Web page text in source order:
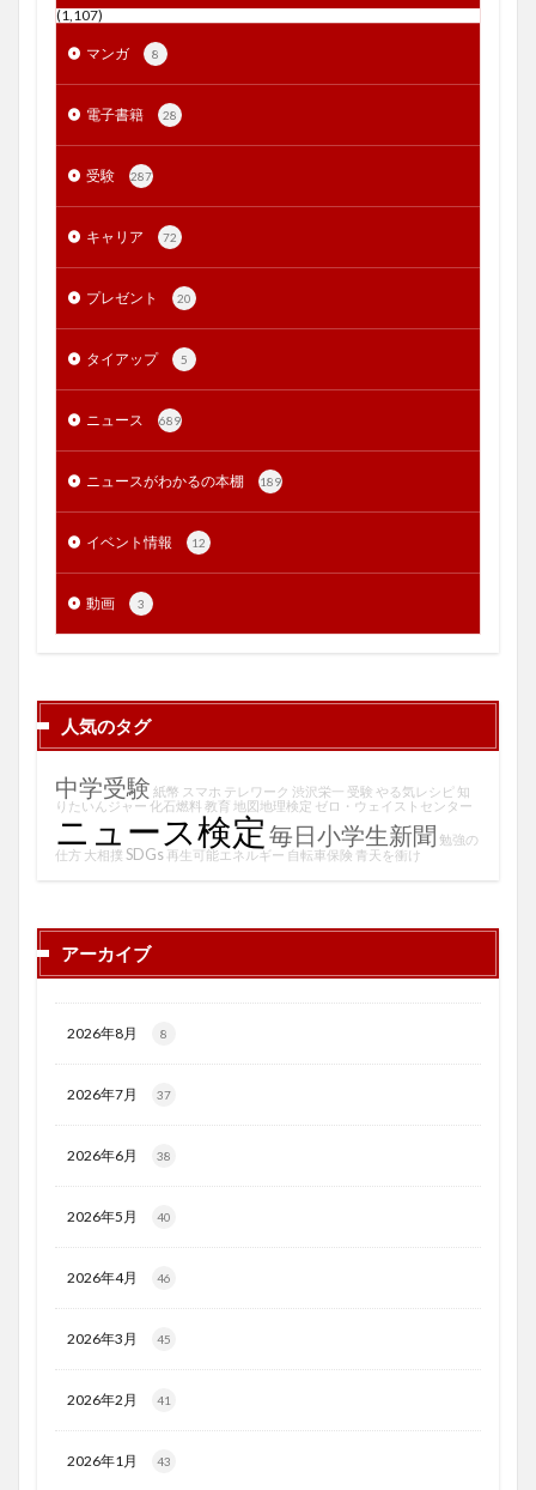
(1,107)
マンガ 8
電子書籍 28
受験 287
キャリア 72
プレゼント 20
タイアップ 5
ニュース 689
ニュースがわかるの本棚 189
イベント情報 12
動画 3
人気のタグ
中学受験 紙幣 スマホ テレワーク 渋沢栄一 受験 やる気レシピ 知
りたいんジャー 化石燃料 教育 地図地理検定 ゼロ・ウェイストセンター
ニュース検定 毎日小学生新聞 勉強の
仕方 大相撲 SDGs 再生可能エネルギー 自転車保険 青天を衝け
アーカイブ
2026年8月 8
2026年7月 37
2026年6月 38
2026年5月 40
2026年4月 46
2026年3月 45
2026年2月 41
2026年1月 43